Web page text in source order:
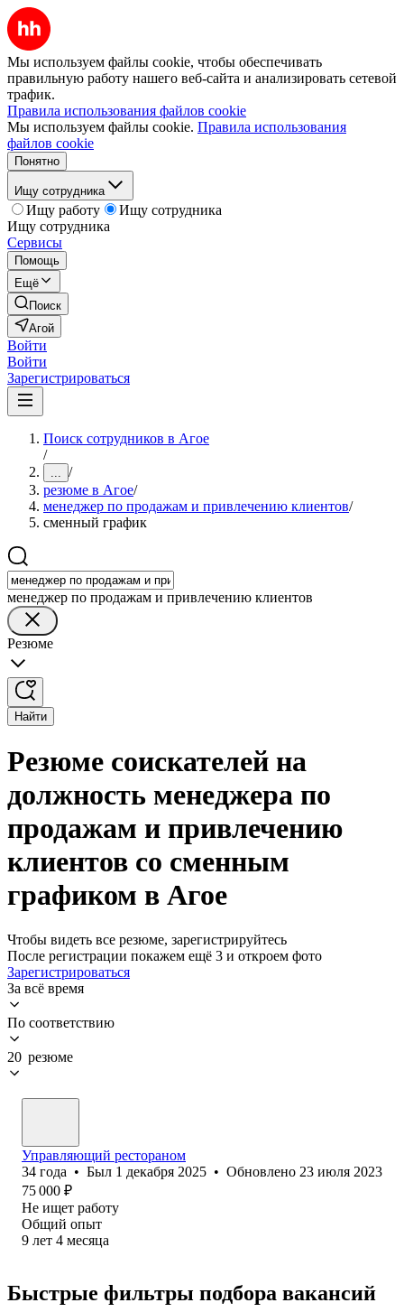
Мы используем файлы cookie, чтобы обеспечивать
правильную работу нашего веб-сайта и анализировать сетевой
трафик.
Правила использования файлов cookie
Мы используем файлы cookie. Правила использования
файлов cookie
Понятно
Ищу сотрудника
Ищу работу
Ищу сотрудника
Ищу сотрудника
Сервисы
Помощь
Ещё
Поиск
Агой
Войти
Войти
Зарегистрироваться
Поиск сотрудников в Агое
/
... /
резюме в Агое/
менеджер по продажам и привлечению клиентов/
сменный график
менеджер по продажам и привлечению клиентов
Резюме
Найти
Резюме соискателей на
должность менеджера по
продажам и привлечению
клиентов со сменным
графиком в Агое
Чтобы видеть все резюме, зарегистрируйтесь
После регистрации покажем ещё 3 и откроем фото
Зарегистрироваться
За всё время
По соответствию
20 резюме
Управляющий рестораном
34 года • Был 1 декабря 2025 • Обновлено 23 июля 2023
75 000 ₽
Не ищет работу
Общий опыт
9 лет 4 месяца
Быстрые фильтры подбора вакансий